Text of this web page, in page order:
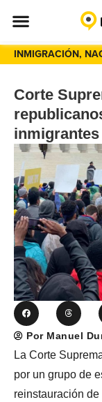
INMIGRACIÓN,
Corte
Por Manuel
La Corte
por un grupo de
reinstauración